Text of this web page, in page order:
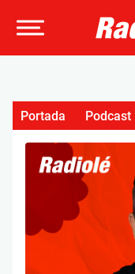
Portada Podcast